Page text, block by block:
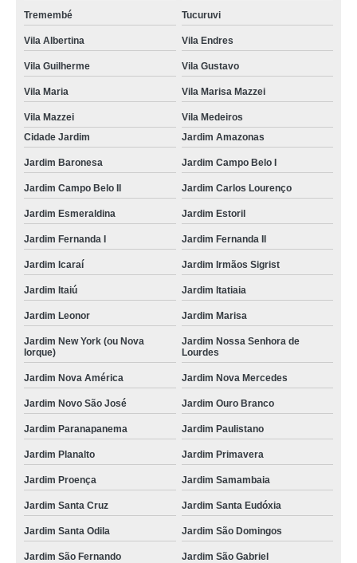
Tremembé Tucuruvi
Vila Albertina Vila Endres
Vila Guilherme Vila Gustavo
Vila Maria Vila Marisa Mazzei
Vila Mazzei
Vila Medeiros
Cidade Jardim
Jardim Amazonas
Jardim Baronesa Jardim Campo Belo I
Jardim Campo Belo II Jardim Carlos Lourenço
Jardim Esmeraldina Jardim Estoril
Jardim Fernanda I Jardim Fernanda II
Jardim Icaraí Jardim Irmãos Sigrist
Jardim Itaiú Jardim Itatiaia
Jardim Leonor Jardim Marisa
Jardim New York (ou Nova
Iorque)
Jardim Nossa Senhora de
Lourdes
Jardim Nova América Jardim Nova Mercedes
Jardim Novo São José Jardim Ouro Branco
Jardim Paranapanema Jardim Paulistano
Jardim Planalto Jardim Primavera
Jardim Proença Jardim Samambaia
Jardim Santa Cruz Jardim Santa Eudóxia
Jardim Santa Odila Jardim São Domingos
Jardim São Fernando Jardim São Gabriel